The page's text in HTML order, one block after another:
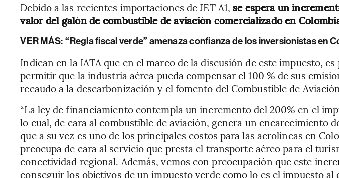
Debido a las recientes importaciones de JET A1, se espera un
valor del galón de combustible de aviación comercializado en
VER MÁS: “Regla fiscal verde” amenaza confianza de los inversionistas en
Indican en la IATA que en el marco de la discusión de este impuesto,
permitir que la industria aérea pueda compensar el 100 % de sus
recaudo a la descarbonización y el fomento del Combustible de
“La ley de financiamiento contempla un incremento del 200% en el
lo cual, de cara al combustible de aviación, genera un encarecimiento
que a su vez es uno de los principales costos para las aerolíneas en
preocupa de cara al servicio que presta el transporte aéreo para el
conectividad regional. Además, vemos con preocupación que este
conseguir los objetivos de un impuesto verde como lo es el impuesto al